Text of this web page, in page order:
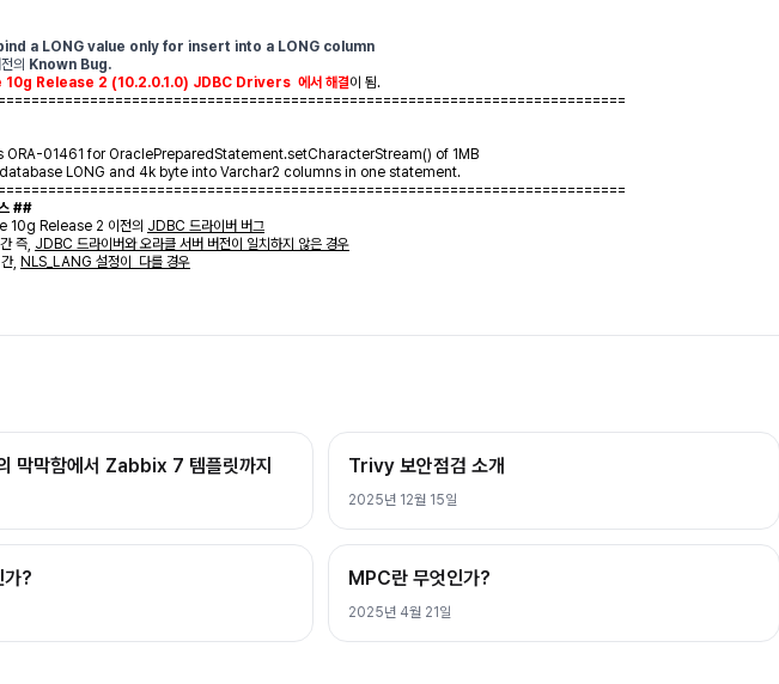
a LONG value only for insert into a LONG column
의 Known Bug.
Release 2 (10.2.0.1.0) JDBC Drivers 에서 해결이 됨.
ORA-01461 for OraclePreparedStatement.setCharacterStream() of 1MB
LONG and 4k byte into Varchar2 columns in one statement.
##
10g Release 2 이전의 JDBC 드라이버 버그
간 즉, JDBC 드라이버와 오라클 서버 버전이 일치하지 않은 경우
, NLS_LANG 설정이 다를 경우
막막함에서 Zabbix 7 템플릿까지 Trivy 보안점검 소개
2025년 12월 15일
? MPC란 무엇인가?
2025년 4월 21일